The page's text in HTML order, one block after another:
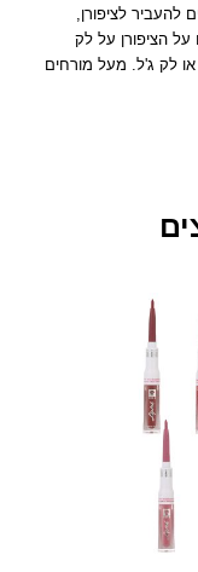
להעביר לציפורן,
על הציפורן על לק
לק ג'ל. מעל מורחים